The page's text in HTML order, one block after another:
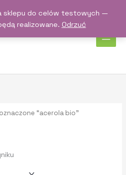
sklepu do celów testowych —
realizowane. Odrzuć
“acerola bio”